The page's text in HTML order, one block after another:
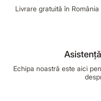
Livrare gratuită în
Echipa noastră este aici